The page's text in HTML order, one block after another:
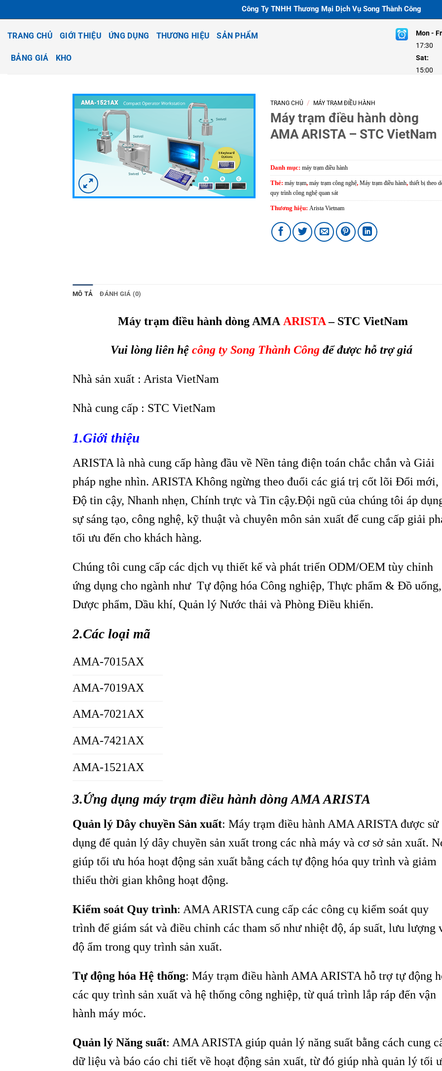
qua
nội
Công Ty TNHH Thương Mại Dịch Vụ Song Thành Công
TRANG CHỦ GIỚI THIỆU ỨNG DỤNG THƯƠNG HIỆU SẢN PHẨM
BẢNG GIÁ KHO
Mon -
17:30
Sat:
15:00
TRANG CHỦ / MÁY TRẠM ĐIỀU HÀNH
Máy trạm điều hành dòng
AMA ARISTA – STC VietNam
Danh mục: máy trạm điều hành
Thẻ: máy trạm, máy trạm công nghệ, Máy trạm điều hành, thiết bị theo
quy trình công nghệ quan sát
Thương hiệu: Arista Vietnam
MÔ TẢ ĐÁNH GIÁ (0)
Máy trạm điều hành dòng AMA ARISTA– STC VietNam
Vui lòng liên hệ công ty Song Thành Côngđể được hỗ trợ giá
Nhà sản xuất : Arista VietNam
Nhà cung cấp : STC VietNam
1.Giới thiệu
ARISTA là nhà cung cấp hàng đầu về Nền tảng điện toán chắc chắn và Giải
pháp nghe nhìn. ARISTA Không ngừng theo đuổi các giá trị cốt lõi Đổi mới,
Độ tin cậy, Nhanh nhẹn, Chính trực và Tin cậy.Đội ngũ của chúng tôi áp
sự sáng tạo, công nghệ, kỹ thuật và chuyên môn sản xuất để cung cấp giải
tối ưu đến cho khách hàng.
Chúng tôi cung cấp các dịch vụ thiết kế và phát triển ODM/OEM tùy chỉnh
ứng dụng cho ngành như Tự động hóa Công nghiệp, Thực phẩm & Đồ uống,
Dược phẩm, Dầu khí, Quản lý Nước thải và Phòng Điều khiển.
2.Các loại mã
AMA-7015AX
AMA-7019AX
AMA-7021AX
AMA-7421AX
AMA-1521AX
3.Ứng dụng máy trạm điều hành dòng AMA ARISTA
Quản lý Dây chuyền Sản xuất: Máy trạm điều hành AMA ARISTA được sử
dụng để quản lý dây chuyền sản xuất trong các nhà máy và cơ sở sản xuất.
giúp tối ưu hóa hoạt động sản xuất bằng cách tự động hóa quy trình và giảm
thiểu thời gian không hoạt động.
Kiểm soát Quy trình: AMA ARISTA cung cấp các công cụ kiểm soát quy
trình để giám sát và điều chỉnh các tham số như nhiệt độ, áp suất, lưu lượng
độ ẩm trong quy trình sản xuất.
Tự động hóa Hệ thống: Máy trạm điều hành AMA ARISTA hỗ trợ tự động
các quy trình sản xuất và hệ thống công nghiệp, từ quá trình lắp ráp đến vận
hành máy móc.
Quản lý Năng suất: AMA ARISTA giúp quản lý năng suất bằng cách cung
dữ liệu và báo cáo chi tiết về hoạt động sản xuất, từ đó giúp nhà quản lý tối